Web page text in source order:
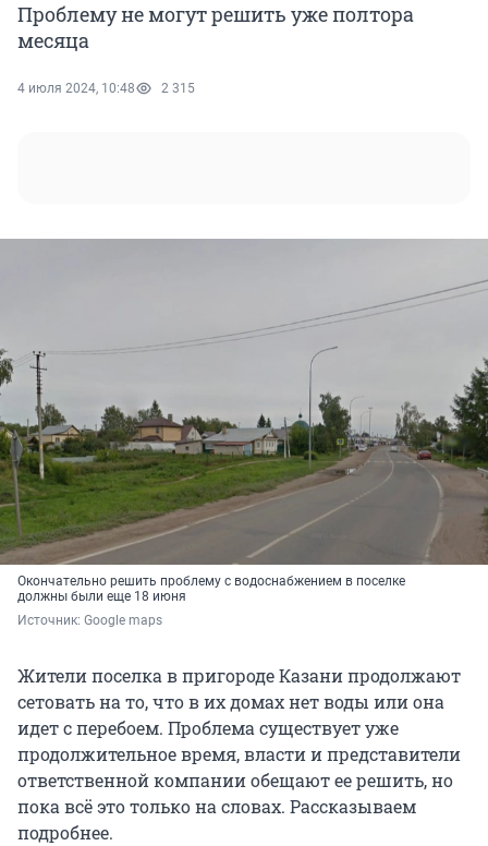
Проблему не могут решить уже полтора
месяца
4 июля 2024, 10:48 2 315
Окончательно решить проблему с водоснабжением в поселке
должны были еще 18 июня
Источник: Google maps
Жители поселка в пригороде Казани продолжают
сетовать на то, что в их домах нет воды или она
идет с перебоем. Проблема существует уже
продолжительное время, власти и представители
ответственной компании обещают ее решить, но
пока всё это только на словах. Рассказываем
подробнее.